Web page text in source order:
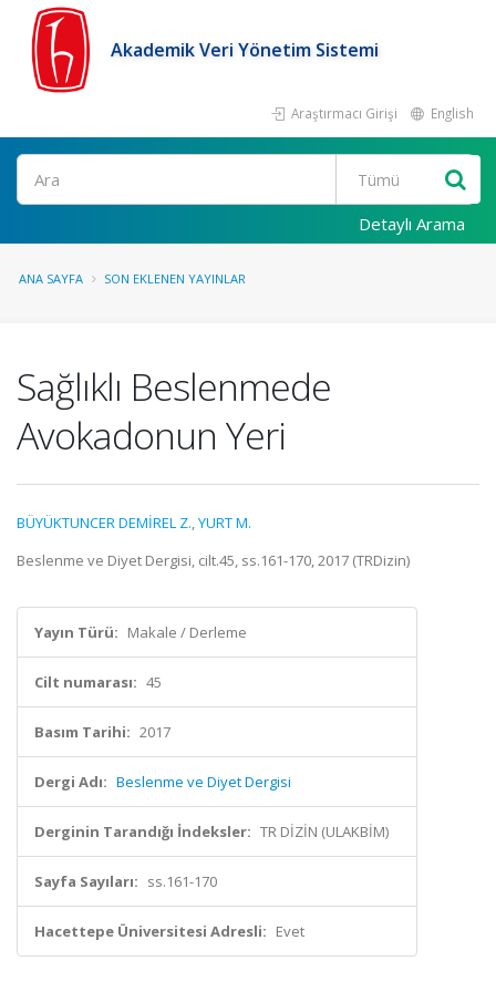
Akademik Veri Yönetim Sistemi
Araştırmacı Girişi English
Ara
Detaylı Arama
ANA SAYFA SON EKLENEN YAYINLAR
Sağlıklı Beslenmede
Avokadonun Yeri
BÜYÜKTUNCER DEMİREL Z.,YURT M.
Beslenme ve Diyet Dergisi, cilt.45, ss.161-170, 2017 (TRDizin)
Yayın Türü: Makale / Derleme
Cilt numarası: 45
Basım Tarihi: 2017
Dergi Adı: Beslenme ve Diyet Dergisi
Derginin Tarandığı İndeksler: TR DİZİN (ULAKBİM)
Sayfa Sayıları: ss.161-170
Hacettepe Üniversitesi Adresli: Evet